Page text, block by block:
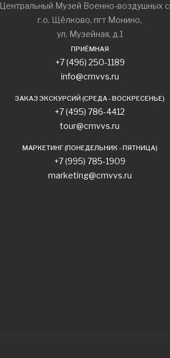
Центральный Музей Военно-воздушных
г.о. Щёлково, пгт Монино,
ул. Музейная, д.1
ПРИЁМНАЯ
+7 (496) 250-1189
info@cmvvs.ru
ЗАКАЗ ЭКСКУРСИЙ (СРЕДА - ВОСКРЕСЕНЬЕ)
+7 (495) 786-4412
tour@cmvvs.ru
МАРКЕТИНГ (ПОНЕДЕЛЬНИК - ПЯТНИЦА)
+7 (995) 785-1909
marketing@cmvvs.ru